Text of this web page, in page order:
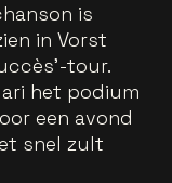
is
in Vorst
tour.
het podium
een avond
snel zult